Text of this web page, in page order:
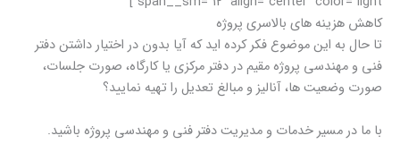
کاهش هزینه های بالاسری پروژه
تا حال به این موضوع فکر کرده اید که آیا بدون در اختیار داشتن دفتر
فنی و مهندسی پروژه مقیم در دفتر مرکزی یا کارگاه، صورت جلسات،
صورت وضعیت ها، آنالیز و مبالغ تعدیل را تهیه نمایید؟
با ما در مسیر خدمات و مدیریت دفتر فنی و مهندسی پروژه باشید.